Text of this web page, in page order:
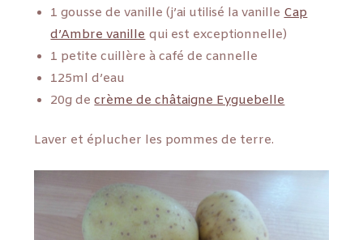
1 gousse de vanille (j’ai utilisé la vanille Cap
d’Ambre vanille qui est exceptionnelle)
1 petite cuillère à café de cannelle
125ml d’eau
20g decrème de châtaigne Eyguebelle
Laver et éplucher les pommes de terre.